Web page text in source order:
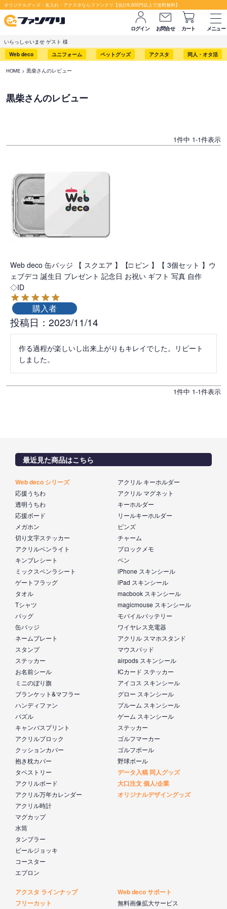
オリジナルグッズ・名入れ・アクスタならファンクリ【合計6,600円以上で送料無料】
ログイン お問合せ カート
メニュー
いらっしゃいませ ゲスト 様
Web deco
ユニフォーム ペットグッズ アクスタ 同人・オタ活
HOME 黒柴さんのレビュー
黒柴さんのレビュー
1件中 1-1件表示
Web deco 缶バッジ 【 スクエア 】【□ ピン 】【 3個セット 】ウ
ェブデコ 誕生日 プレゼント 記念日 お祝い ギフト 写真 自作
◇ID
購入者
投稿日 2023/11/14
作る過程が楽しいし出来上がりもキレイでした。リピート
しました。
1件中 1-1件表示
最近見た商品はこちら
Web deco シリーズ
応援うちわ
透明うちわ
応援ボード
メガホン
切り文字ステッカー
アクリルペンライト
キンブレシート
ミックスペンラシート
ゲートフラッグ
タオル
Tシャツ
バッグ
缶バッジ
ネームプレート
スタンプ
ステッカー
お名前シール
ミニのぼり旗
ブランケット&マフラー
ハンディファン
パズル
キャンバスプリント
アクリルブロック
クッションカバー
抱き枕カバー
タペストリー
アクリルボード
アクリル万年カレンダー
アクリル時計
マグカップ
水筒
タンブラー
ビールジョッキ
コースター
エプロン
アクリル キーホルダー
アクリル マグネット
キーホルダー
リールキーホルダー
ピンズ
チャーム
ブロックメモ
ペン
iPhone スキンシール
iPad スキンシール
macbook スキンシール
magicmouse スキンシール
モバイルバッテリー
ワイヤレス充電器
アクリル スマホスタンド
マウスパッド
airpods スキンシール
ICカード ステッカー
アイコス スキンシール
グロー スキンシール
プルーム スキンシール
ゲーム スキンシール
ステッカー
ゴルフマーカー
ゴルフボール
野球ボール
データ入稿 同人グッズ
大口注文 個人/企業
オリジナルデザイングッズ
アクスタ ラインナップ
フリーカット
Web deco サポート
無料画像拡大サービス